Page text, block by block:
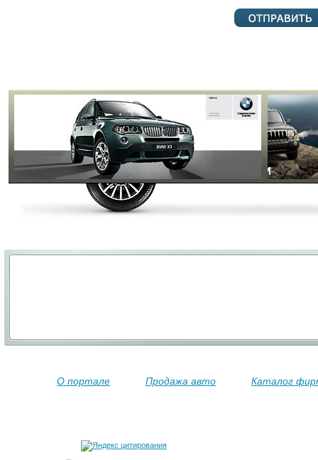
О портале Продажа авто Каталог